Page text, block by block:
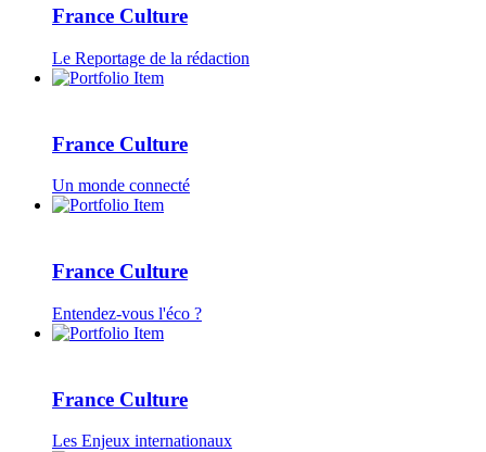
France Culture
Le Reportage de la rédaction
France Culture
Un monde connecté
France Culture
Entendez-vous l'éco ?
France Culture
Les Enjeux internationaux